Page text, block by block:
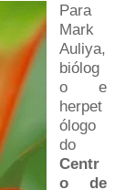
Para
Mark
Auliya,
biólog
o e
herpet
ólogo
do
Centr
o de